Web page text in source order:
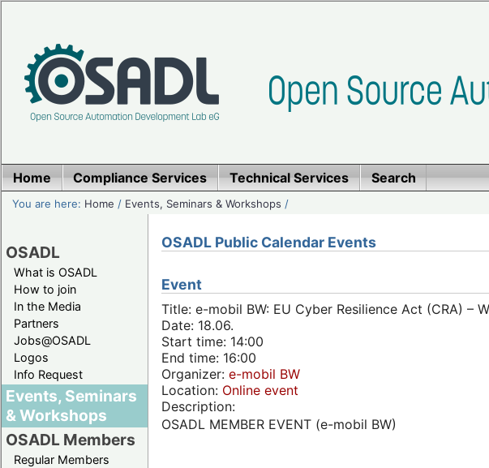
Home Compliance Services Technical Services Search
You are here: Home / Events, Seminars & Workshops /
OSADL
What is OSADL
How to join
In the Media
Partners
Jobs@OSADL
Logos
Info Request
Events, Seminars
& Workshops
OSADL Members
Regular Members
OSADL Public Calendar Events
Event
Title: e-mobil BW: EU Cyber Resilience Act (CRA) –
Date: 18.06.
Start time: 14:00
End time: 16:00
Organizer: e-mobil BW
Location: Online event
Description:
OSADL MEMBER EVENT (e-mobil BW)